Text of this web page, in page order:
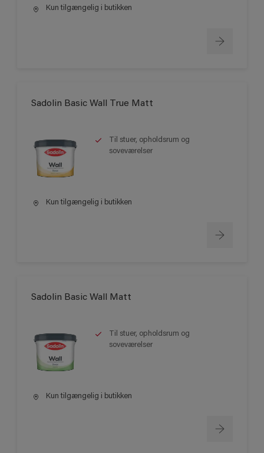
Kun tilgængelig i butikken
Sadolin Basic Wall True Matt
Til stuer, opholdsrum og
soveværelser
Kun tilgængelig i butikken
Sadolin Basic Wall Matt
Til stuer, opholdsrum og
soveværelser
Kun tilgængelig i butikken